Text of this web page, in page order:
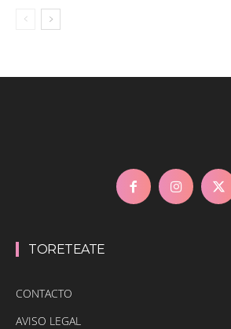
TORETEATE
CONTACTO
AVISO LEGAL